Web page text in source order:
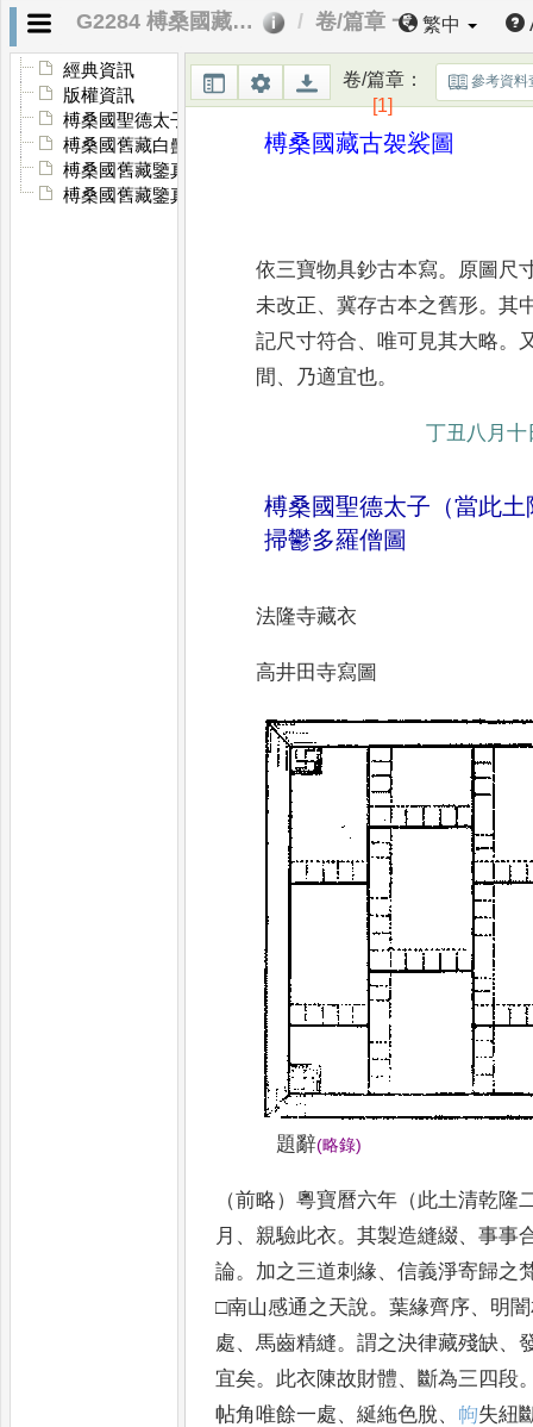
G2284 榑桑國藏古袈裟圖 卷/篇章 一 繁中
經典資訊
版權資訊
榑桑國聖德太子親護糞掃鬱多羅僧圖
榑桑國舊藏白㲲鬱多羅僧圖
榑桑國舊藏鑒真律師九條衣
榑桑國舊藏鑒真律師七條衣
卷/篇章：
[1]
參考資料
榑桑國藏古袈裟圖
依三寶物具鈔古本寫。
原圖尺
未改正 、冀存古本之舊形。其
記尺寸符合、唯可見其大略。
間 、 乃適宜也。
丁丑八月
榑桑國聖德太子（當此
掃鬱多羅僧圖
法隆寺藏衣
高井田寺寫圖
題辭(略錄)
（前略）粵寶曆六年（此土清乾隆
月 、 親驗此衣。其製造縫綴、事事
論。 加之三道刺緣、信義淨寄歸之
□南山感通之天說。葉緣齊序、 明
處、 馬齒精縫。謂之決律藏殘缺、
宜矣。 此衣陳故財體、 斷為三四段
帖角唯餘一處、綖絁色脫、 𢂁失紐